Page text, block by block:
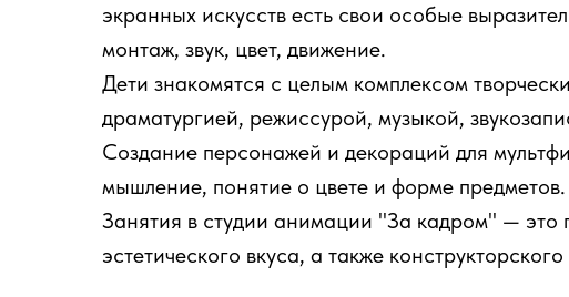
экранных искусств есть свои особые
монтаж, звук, цвет, движение.
Дети знакомятся с целым комплексом
драматургией, режиссурой, музыкой,
Создание персонажей и декораций для
мышление, понятие о цвете и форме предметов.
Занятия в студии анимации "За кадром" — это
эстетического вкуса, а также